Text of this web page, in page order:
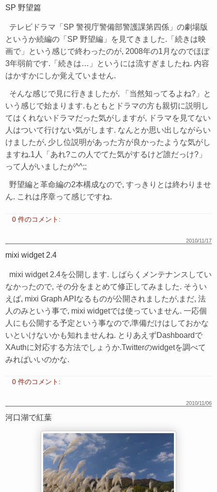
SP 野望篇
テレビドラマ「SP 警視庁警備部警護課第四係」の劇場版
というか続編の「SP 野望編」を見てきました.「続きは映
画で」という感じで終わったのが, 2008年の1月なのでほぼ
3年弱前です.「続きは…」というには流すぎましたね. 内容
はかすかにしか覚えていません.
そんな感じで見に行きましたが, 「当然知ってるよね?」と
いう感じで始まります.もともとドラマの方も親切に説明し
てはくれないドラマだった気がしますが, ドラマを見てない
人はついて行けない気がします. なんとか思い出しながらい
けましたが, 少し位説明があった方が良かったような気がし
ますね.1人「あれ?この人でてた気がするけど誰だっけ?」
って人がいましたが^^;;
野望編と革命編の2本構成なので, すっきりとは終わりませ
ん. これは序章って感じですね.
0 件のコメント:
2010/11/17
mixi widget 2.4
mixi widget 2.4を公開します. しばらくメンテナンスしてい
なかったので, その分をまとめて修正してみました. そうい
えば, mixi Graph APIなるものが公開されましたが,まだ, 法
人のみという事で, mixi widgetでは使っていません. 一応個
人にも公開する予定という事なので,準備だけはしておかな
いといけないかも知れませんね. とりあえずDashboardで
XAuthに対応する方法でしょうか.Twitterのwidgetを調べて
みればいいのかな.
0 件のコメント:
2010/11/06
河口湖で紅葉